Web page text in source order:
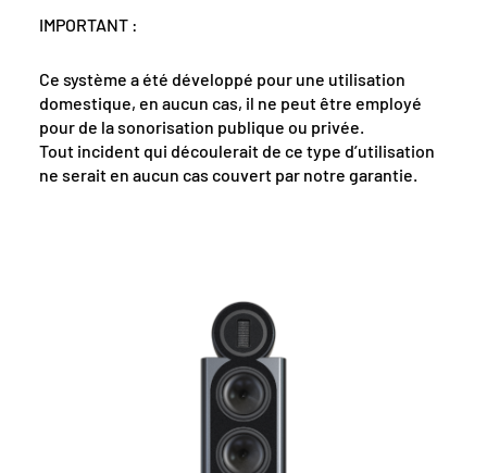
IMPORTANT :
Ce système a été développé pour une utilisation
domestique, en aucun cas, il ne peut être employé
pour de la sonorisation publique ou privée.
Tout incident qui découlerait de ce type d’utilisation
ne serait en aucun cas couvert par notre garantie.